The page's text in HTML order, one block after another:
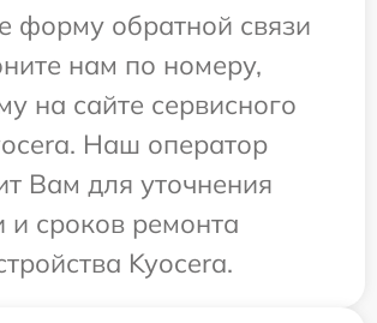
форму обратной связи
нам по номеру,
на сайте сервисного
Наш оператор
Вам для уточнения
и сроков ремонта
Kyocera.